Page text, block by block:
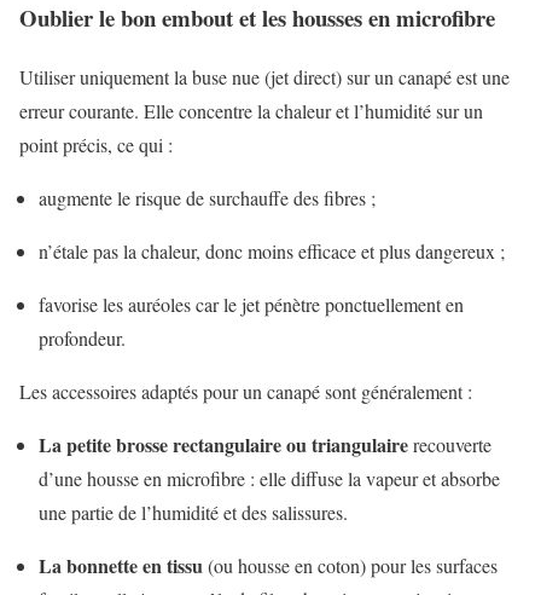
Oublier le bon embout et les housses en microfibre
Utiliser uniquement la buse nue (jet direct) sur un canapé est une
erreur courante. Elle concentre la chaleur et l’humidité sur un
point précis, ce qui :
augmente le risque de surchauffe des fibres ;
n’étale pas la chaleur, donc moins efficace et plus dangereux ;
favorise les auréoles car le jet pénètre ponctuellement en
profondeur.
Les accessoires adaptés pour un canapé sont généralement :
La petite brosse rectangulaire ou triangulairerecouverte
d’une housse en microfibre : elle diffuse la vapeur et absorbe
une partie de l’humidité et des salissures.
La bonnette en tissu(ou housse en coton) pour les surfaces